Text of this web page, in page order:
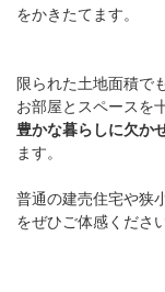
をかきたてます。
限られた土地面積で
お部屋とスペースを
豊かな暮らしに欠か
ます。
普通の建売住宅や狭
をぜひご体感ください